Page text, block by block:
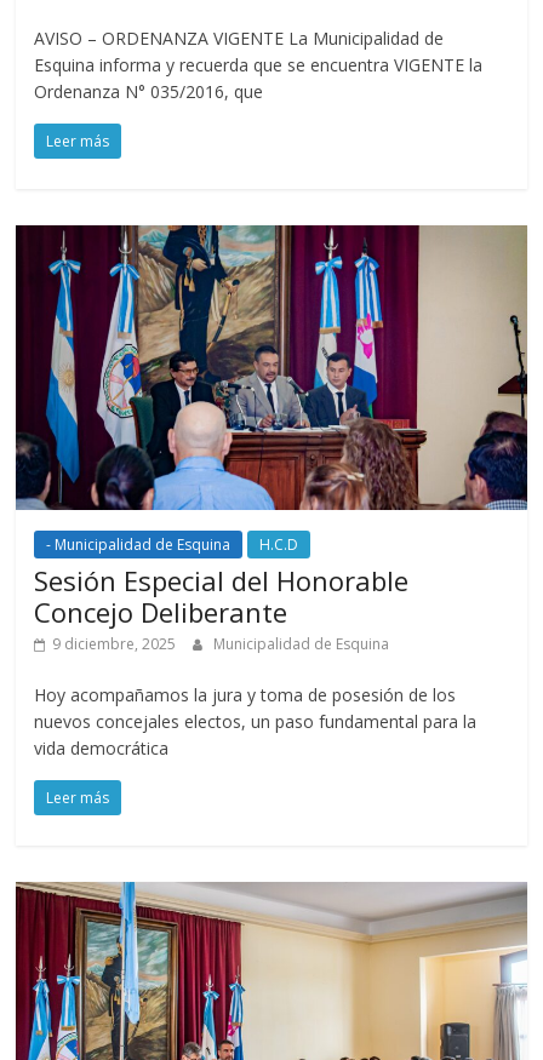
AVISO – ORDENANZA VIGENTE La Municipalidad de
Esquina informa y recuerda que se encuentra VIGENTE la
Ordenanza N° 035/2016, que
Leer más
- Municipalidad de Esquina H.C.D
Sesión Especial del Honorable
Concejo Deliberante
9 diciembre, 2025 Municipalidad de Esquina
Hoy acompañamos la jura y toma de posesión de los
nuevos concejales electos, un paso fundamental para la
vida democrática
Leer más